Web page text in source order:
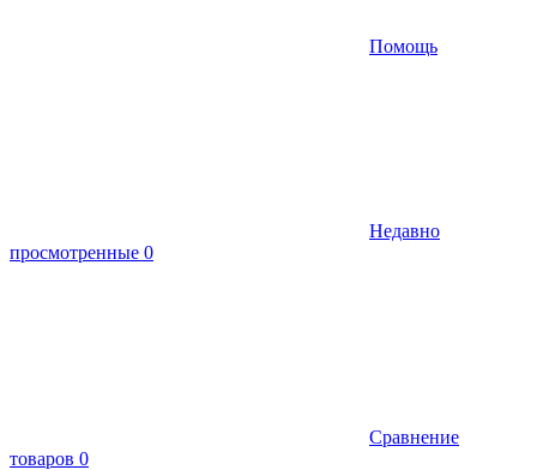
Помощь
Недавно
просмотренные 0
Сравнение
товаров 0